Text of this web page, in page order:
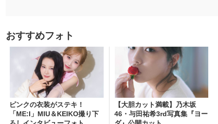
おすすめフォト
ピンクの衣装がステキ！
「ME:I」MIU＆KEIKO撮り下
【大胆カット満載】乃木坂
46・与田祐希3rd写真集『ヨー